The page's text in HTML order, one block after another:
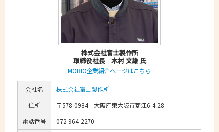
株式会社富士製作所
取締役社長 木村 文雄 氏
MOBIO企業紹介ページはこちら
会社名
株式会社富士製作所
住所
〒578-0984 大阪府東大阪市菱江6-4-28
電話番号
072-964-2270